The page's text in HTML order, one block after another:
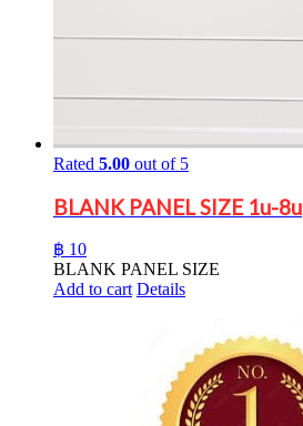
Rated 5.00 out of 5
BLANK PANEL SIZE 1u-8u
฿ 10
BLANK PANEL SIZE
Add to cart Details